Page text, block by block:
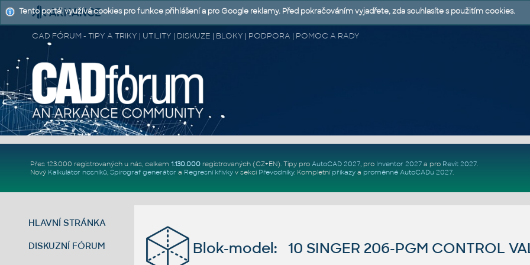
CAD FÓRUM - TIPY A TRIKY | UTILITY | DISKUZE | BLOKY | PODPORA | POMOC A RADY
Přes 123.000 registrovaných u nás, celkem 1.130.000registrovaných (CZ+EN). Tipy pro AutoCAD 2027, pro Inventor 2027a pro Revit 2027.
Nový Kalkulátor nosníků, Spirograf generátor a Regresní křivkyv sekci Převodníky. Kompletní příkazya proměnné AutoCADu 2027.
HLAVNÍ STRÁNKA
DISKUZNÍ FÓRUM Blok-model: 10 SINGER 206-PGM CONTROL
Tento portál využívá cookies pro funkce přihlášení a pro Google reklamy. Před pokračováním vyjadřete, zda souhlasíte s použitím cookies.